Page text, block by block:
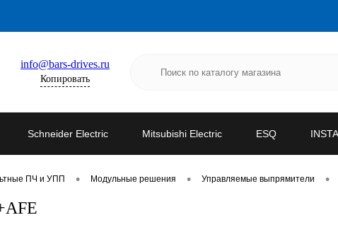
info@bars-drives.ru
Копировать
Schneider Electric Mitsubishi Electric ESQ
ПЧ и УПП • Модульные решения • Управляемые выпрямители •